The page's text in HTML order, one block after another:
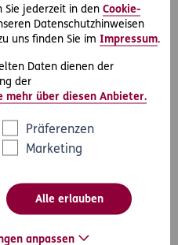
Sie jederzeit in den Cookie-
Datenschutzhinweisen
uns finden Sie im Impressum.
Daten dienen der
der
mehr über diesen Anbieter.
Präferenzen
Marketing
Alle erlauben
anpassen